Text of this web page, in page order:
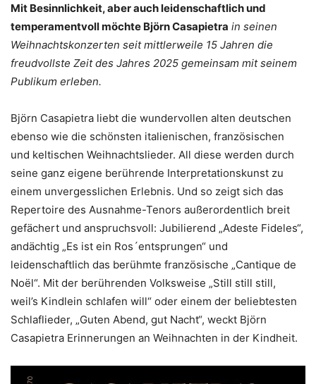
Mit Besinnlichkeit, aber auch leidenschaftlich und
temperamentvoll möchte Björn Casapietra in seinen
Weihnachtskonzerten seit mittlerweile 15 Jahren die
freudvollste Zeit des Jahres 2025 gemeinsam mit seinem
Publikum erleben.
Björn Casapietra liebt die wundervollen alten deutschen
ebenso wie die schönsten italienischen, französischen
und keltischen Weihnachtslieder. All diese werden durch
seine ganz eigene berührende Interpretationskunst zu
einem unvergesslichen Erlebnis. Und so zeigt sich das
Repertoire des Ausnahme-Tenors außerordentlich breit
gefächert und anspruchsvoll: Jubilierend „Adeste Fideles“,
andächtig „Es ist ein Ros´entsprungen“ und
leidenschaftlich das berühmte französische „Cantique de
Noël“. Mit der berührenden Volksweise „Still still still,
weil’s Kindlein schlafen will“ oder einem der beliebtesten
Schlaflieder, „Guten Abend, gut Nacht“, weckt Björn
Casapietra Erinnerungen an Weihnachten in der Kindheit.